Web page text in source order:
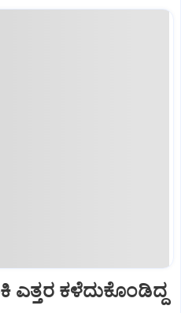
ಎತ್ತರ ಕಳೆದುಕೊಂಡಿದ್ದ